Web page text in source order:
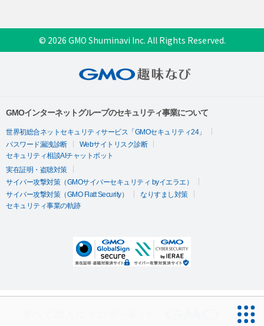
© 2026 GMO Shuminavi Inc. All Rights Reserved.